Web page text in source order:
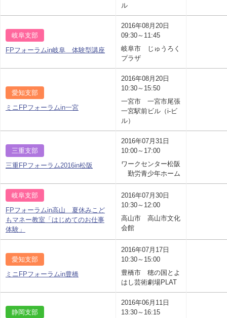
ル
岐阜支部
FPフォーラムin岐阜 体験型講座
2016年08月20日
09:30～11:45
岐阜市 じゅうろく
プラザ
愛知支部
ミニFPフォーラムin一宮
2016年08月20日
10:30～15:50
一宮市 一宮市尾張
一宮駅前ビル（i-ビ
ル）
三重支部
三重FPフォーラム2016in松阪
2016年07月31日
10:00～17:00
ワークセンター松阪
勤労青少年ホーム
岐阜支部
FPフォーラムin高山 夏休みこど
もマネー教室「はじめてのお仕事
体験」
2016年07月30日
10:30～12:00
高山市 高山市文化
会館
愛知支部
ミニFPフォーラムin豊橋
2016年07月17日
10:30～15:00
豊橋市 穂の国とよ
はし芸術劇場PLAT
静岡支部
2016年06月11日
13:30～16:15